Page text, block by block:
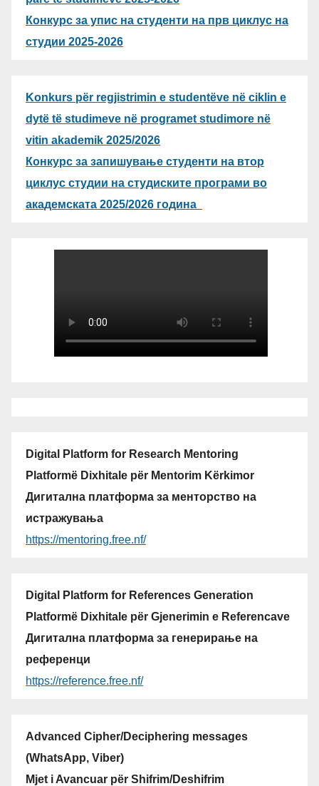
Конкурс за упис на студенти на прв циклус на
студии 2025-2026
Konkurs për regjistrimin e studentëve në ciklin e
dytë të studimeve në programet studimore në
vitin akademik 2025/2026
Конкурс за запишување студенти на втор
циклус студии на студиските програми во
академската 2025/2026 година
Digital Platform for Research Mentoring
Platformë Dixhitale për Mentorim Kërkimor
Дигитална платформа за менторство на
истражувања
https://mentoring.free.nf/
Digital Platform for References Generation
Platformë Dixhitale për Gjenerimin e Referencave
Дигитална платформа за генерирање на
референци
https://reference.free.nf/
Advanced Cipher/Deciphering messages
(WhatsApp, Viber)
Mjet i Avancuar për Shifrim/Deshifrim